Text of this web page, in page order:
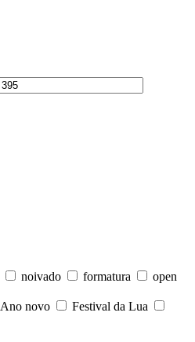
noivado formatura
open
Ano novo
Festival da Lua